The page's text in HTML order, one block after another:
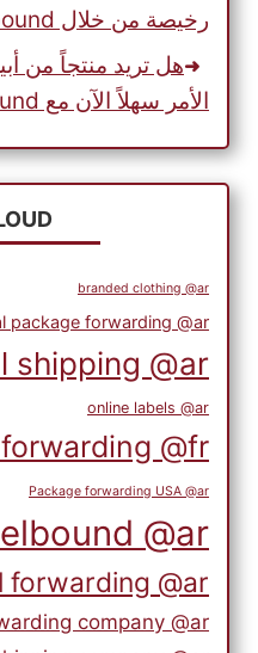
رخيصة من خلال Parcelbound
هل تريد منتجاً من
الأمر سهلاً الآن مع Parcelbound
branded clothing @ar
package forwarding @ar
shipping @ar
online labels @ar
@fr
Package forwarding USA @ar
@ar
forwarding @ar
company @ar